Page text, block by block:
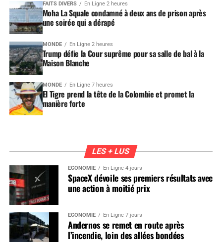
FAITS DIVERS En Ligne 2 heures
Moha La Squale condamné à deux ans de prison après
une soirée qui a dérapé
MONDE En Ligne 2 heures
Trump défie la Cour suprême pour sa salle de bal à la
Maison Blanche
MONDE En Ligne 7 heures
El Tigre prend la tête de la Colombie et promet la
manière forte
LES + LUS
ÉCONOMIE En Ligne 4 jours
SpaceX dévoile ses premiers résultats avec
une action à moitié prix
ÉCONOMIE En Ligne 7 jours
Andernos se remet en route après
l’incendie, loin des allées bondées